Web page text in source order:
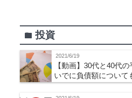
folder 投資
2021/6/19
【動画】30代と40代
いでに負債額について